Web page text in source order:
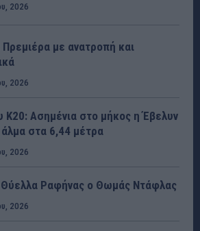
2026
με ανατροπή και
2026
Κ20: Ασημένια στο μήκος η Έβελυν
στα 6,44 μέτρα
2026
Ραφήνας ο Θωμάς Ντάφλας
2026